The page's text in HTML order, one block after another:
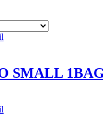
SMALL